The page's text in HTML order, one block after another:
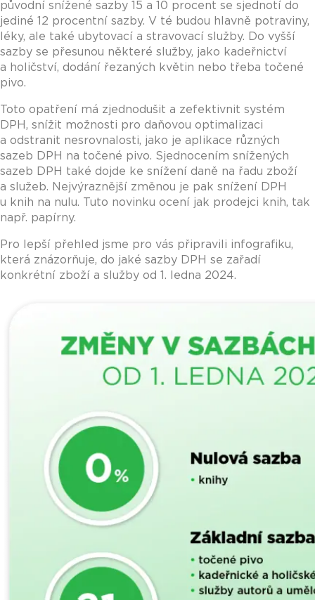
původní snížené sazby 15 a 10 procent se sjednotí do
jediné 12 procentní sazby. V té budou hlavně potraviny,
léky, ale také ubytovací a stravovací služby. Do vyšší
sazby se přesunou některé služby, jako kadeřnictví
a holičství, dodání řezaných květin nebo třeba točené
pivo.
Toto opatření má zjednodušit a zefektivnit systém
DPH, snížit možnosti pro daňovou optimalizaci
a odstranit nesrovnalosti, jako je aplikace různých
sazeb DPH na točené pivo. Sjednocením snížených
sazeb DPH také dojde ke snížení daně na řadu zboží
a služeb. Nejvýraznější změnou je pak snížení DPH
u knih na nulu. Tuto novinku ocení jak prodejci knih, tak
např. papírny.
Pro lepší přehled jsme pro vás připravili infografiku,
která znázorňuje, do jaké sazby DPH se zařadí
konkrétní zboží a služby od 1. ledna 2024.